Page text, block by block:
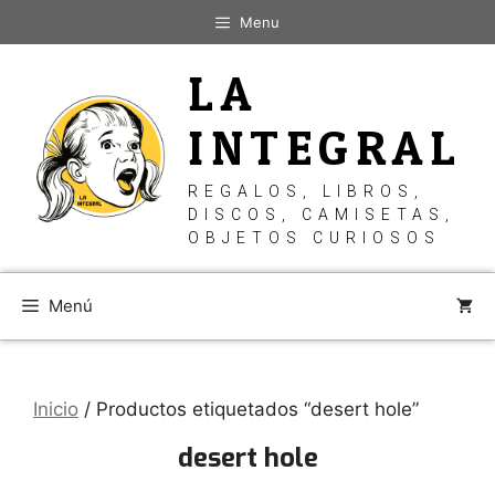
al
Menu
LA
INTEGRAL
REGALOS, LIBROS,
DISCOS, CAMISETAS,
OBJETOS CURIOSOS
Menú
Inicio / Productos etiquetados “desert hole”
desert hole